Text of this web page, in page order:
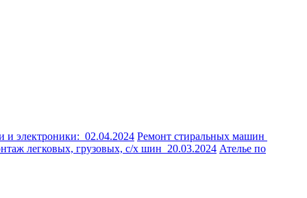
и электроники: 02.04.2024 Ремонт стиральных машин
легковых, грузовых, с/х шин 20.03.2024 Ателье по